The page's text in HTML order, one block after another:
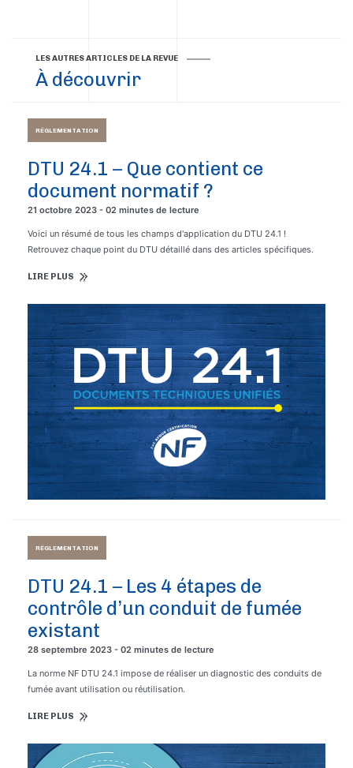
LES AUTRES ARTICLES DE LA REVUE
À découvrir
RÉGLEMENTATION
DTU 24.1 – Que contient ce
document normatif ?
21 octobre 2023 - 02 minutes de lecture
Voici un résumé de tous les champs d'application du DTU 24.1 !
Retrouvez chaque point du DTU détaillé dans des articles spécifiques.
LIRE PLUS
RÉGLEMENTATION
DTU 24.1 – Les 4 étapes de
contrôle d’un conduit de fumée
existant
28 septembre 2023 - 02 minutes de lecture
La norme NF DTU 24.1 impose de réaliser un diagnostic des conduits de
fumée avant utilisation ou réutilisation.
LIRE PLUS